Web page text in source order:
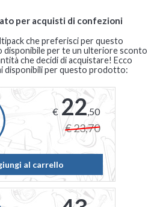
per acquisti di confezioni
che preferisci per questo
disponibile per te un ulteriore sconto
che decidi di acquistare! Ecco
disponibili per questo prodotto:
€ 22,50
€ 23,70
al carrello